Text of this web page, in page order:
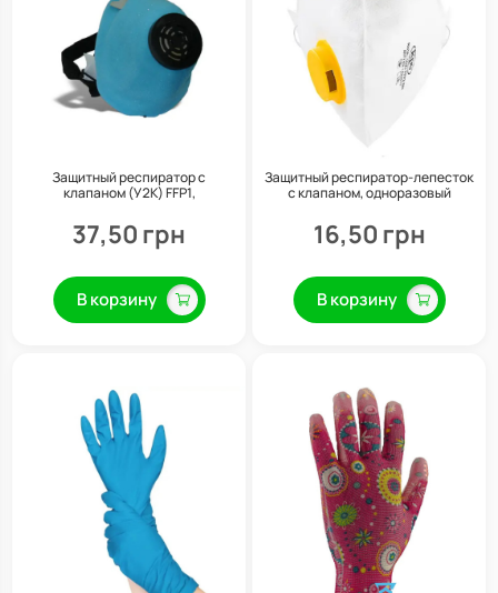
Защитный респиратор с
клапаном (У2К) FFP1,
37,50 грн
В корзину
Защитный респиратор-лепесток
с клапаном, одноразовый
16,50 грн
В корзину